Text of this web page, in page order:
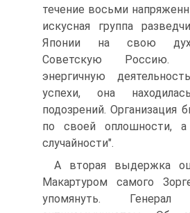
течение восьми
искусная группа
Японии на свою
Советскую Россию.
энергичную
успехи, она
подозрений. Организация
по своей оплошности,
случайности".
А вторая выдержка
Макартуром самого
упомянуть.